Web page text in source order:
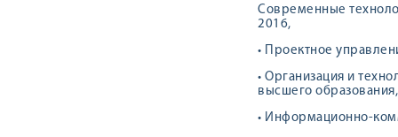
Современные
2016,
• Проектное
• Организация и
высшего
• Информационно-